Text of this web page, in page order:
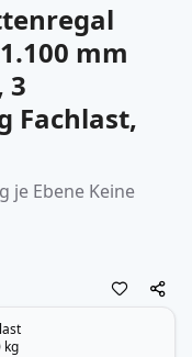
mm
3
Fachlast,
je Ebene Keine
kg